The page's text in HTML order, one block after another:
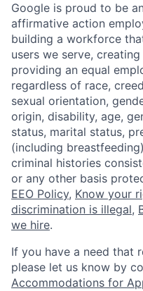
Google is proud to be
affirmative action
building a workforce
users we serve,
providing an equal
regardless of race,
sexual orientation,
origin, disability, age,
status, marital status,
(including
criminal histories
or any other basis
EEO Policy, Know your
discrimination is illegal,
we hire.
If you have a need that
please let us know by
Accommodations for